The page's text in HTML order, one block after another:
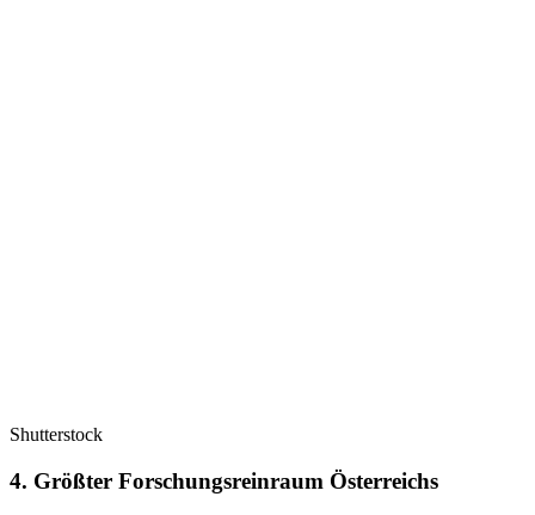
Shutterstock
4. Größter Forschungsreinraum Österreichs